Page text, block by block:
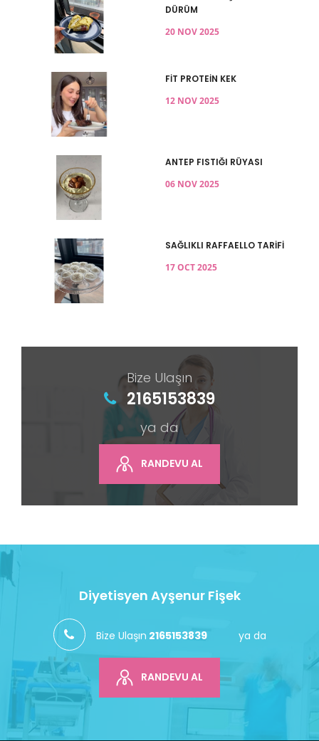
DÜRÜM
20 NOV 2025
FİT PROTEİN KEK
12 NOV 2025
ANTEP FISTIĞI RÜYASI
06 NOV 2025
SAĞLIKLI RAFFAELLO TARİFİ
17 OCT 2025
Bize Ulaşın
2165153839
ya da
RANDEVU AL
Diyetisyen Ayşenur Fişek
Bize Ulaşın 2165153839 ya da
RANDEVU AL